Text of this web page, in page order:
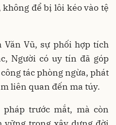
để bị lôi kéo vào tệ
Văn Vũ, sự phối hợp tích
Người có uy tín đã góp
tác phòng ngừa, phát
liên quan đến ma túy.
trước mắt, mà còn